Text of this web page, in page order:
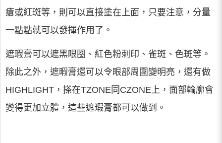
瘡或紅斑等，則可以直接塗在上面，只要注意，分量
一點點就可以發揮作用了。
遮瑕膏可以遮黑眼圈、紅色粉刺印、雀斑、色斑等。
除此之外，遮暇膏還可以令眼部周圍變明亮，還有做
HIGHLIGHT，搽在TZONE同CZONE上，面部輪廓會
變得更加立體，這些遮瑕膏都可以做到。